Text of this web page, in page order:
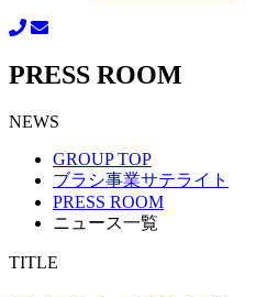
PRESS ROOM
NEWS
GROUP TOP
ブラシ事業サテライト
PRESS ROOM
ニュース一覧
TITLE